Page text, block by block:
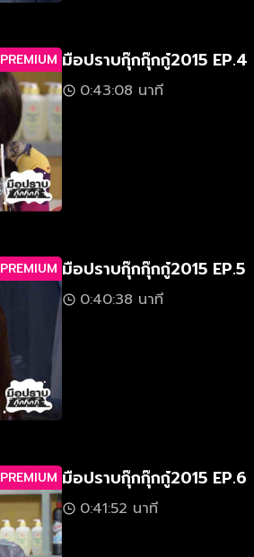
PREMIUM มือปราบกุ๊กกุ๊กกู๋2015 EP.4
0:43:08 นาที
PREMIUM มือปราบกุ๊กกุ๊กกู๋2015 EP.5
0:40:38 นาที
PREMIUM มือปราบกุ๊กกุ๊กกู๋2015 EP.6
0:41:52 นาที